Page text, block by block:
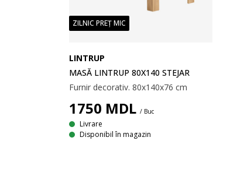
ZILNIC PREȚ MIC
LINTRUP
MASĂ LINTRUP 80X140 STEJAR
Furnir decorativ. 80x140x76 cm
1750 MDL / Buc
Livrare
Disponibil în magazin